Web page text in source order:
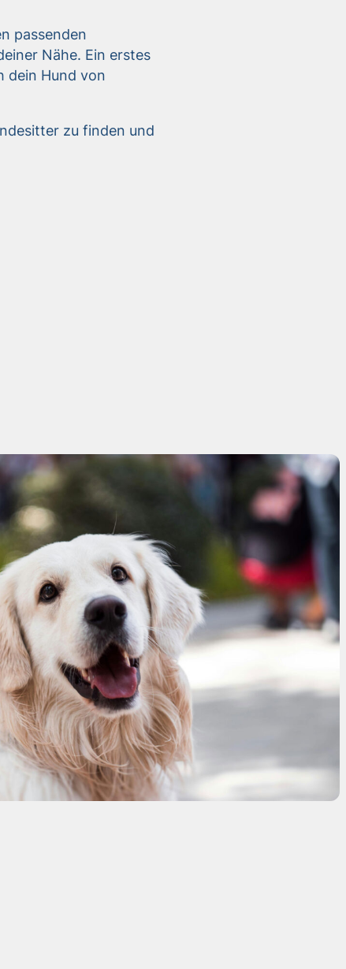
passenden
Nähe. Ein erstes
dein Hund von
zu finden und